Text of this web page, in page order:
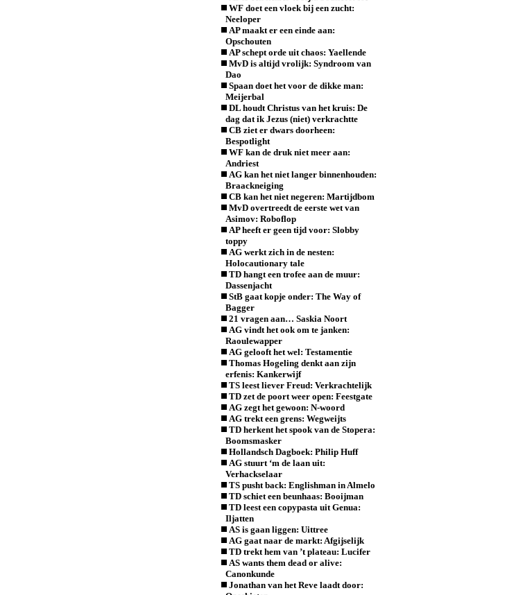
WF doet een vloek bij een zucht:
Neeloper
AP maakt er een einde aan:
Opschouten
AP schept orde uit chaos: Yaellende
MvD is altijd vrolijk: Syndroom van
Dao
Spaan doet het voor de dikke man:
Meijerbal
DL houdt Christus van het kruis: De
dag dat ik Jezus (niet) verkrachtte
CB ziet er dwars doorheen:
Bespotlight
WF kan de druk niet meer aan:
Andriest
AG kan het niet langer binnenhouden:
Braackneiging
CB kan het niet negeren: Martijdbom
MvD overtreedt de eerste wet van
Asimov: Roboflop
AP heeft er geen tijd voor: Slobby
toppy
AG werkt zich in de nesten:
Holocautionary tale
TD hangt een trofee aan de muur:
Dassenjacht
StB gaat kopje onder: The Way of
Bagger
21 vragen aan… Saskia Noort
AG vindt het ook om te janken:
Raoulewapper
AG gelooft het wel: Testamentie
Thomas Hogeling denkt aan zijn
erfenis: Kankerwijf
TS leest liever Freud: Verkrachtelijk
TD zet de poort weer open: Feestgate
AG zegt het gewoon: N-woord
AG trekt een grens: Wegweijts
TD herkent het spook van de Stopera:
Boomsmasker
Hollandsch Dagboek: Philip Huff
AG stuurt ‘m de laan uit:
Verhackselaar
TS pusht back: Englishman in Almelo
TD schiet een beunhaas: Booijman
TD leest een copypasta uit Genua:
Iljatten
AS is gaan liggen: Uittree
AG gaat naar de markt: Afgijselijk
TD trekt hem van ’t plateau: Lucifer
AS wants them dead or alive:
Canonkunde
Jonathan van het Reve laadt door: